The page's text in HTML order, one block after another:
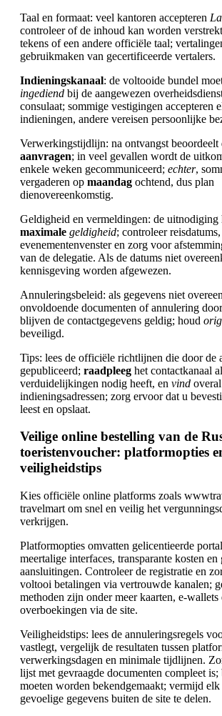
Taal en formaat: veel kantoren accepteren
controleer of de inhoud kan worden
tekens of een andere officiële taal;
gebruikmaken van gecertificeerde vertalers.
Indieningskanaal: de voltooide bundel
ingediend bij de aangewezen
consulaat; sommige vestigingen accepteren
indieningen, andere vereisen persoonlijke
Verwerkingstijdlijn: na ontvangst beoordeelt
aanvragen; in veel gevallen wordt de
enkele weken gecommuniceerd; echter,
vergaderen op maandag ochtend, dus plan
dienovereenkomstig.
Geldigheid en vermeldingen: de uitnodiging
maximale geldigheid; controleer reisdatums,
evenementenvenster en zorg voor
van de delegatie. Als de datums niet
kennisgeving worden afgewezen.
Annuleringsbeleid: als gegevens niet
onvoldoende documenten of annulering
blijven de contactgegevens geldig; houd
beveiligd.
Tips: lees de officiële richtlijnen die door de
gepubliceerd; raadpleeg het contactkanaal
verduidelijkingen nodig heeft, en vind
indieningsadressen; zorg ervoor dat u
leest en opslaat.
Veilige online bestelling van de
toeristenvoucher: platformopties
veiligheidstips
Kies officiële online platforms zoals
travelmart om snel en veilig het
verkrijgen.
Platformopties omvatten gelicentieerde
meertalige interfaces, transparante kosten
aansluitingen. Controleer de registratie en
voltooi betalingen via vertrouwde kanalen;
methoden zijn onder meer kaarten, e-wallets
overboekingen via de site.
Veiligheidstips: lees de annuleringsregels
vastlegt, vergelijk de resultaten tussen
verwerkingsdagen en minimale tijdlijnen.
lijst met gevraagde documenten compleet is;
moeten worden bekendgemaakt; vermijd
gevoelige gegevens buiten de site te delen.